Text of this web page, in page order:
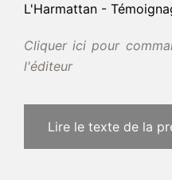
L'Harmattan -
Cliquer ici pour
l'éditeur
Lire le texte de la